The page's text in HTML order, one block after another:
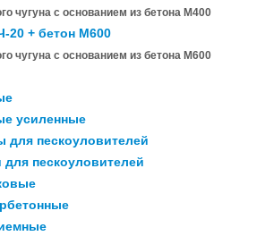
чугуна с основанием из бетона М400
20 + бетон М600
чугуна с основанием из бетона М600
усиленные
для пескоуловителей
пескоуловителей